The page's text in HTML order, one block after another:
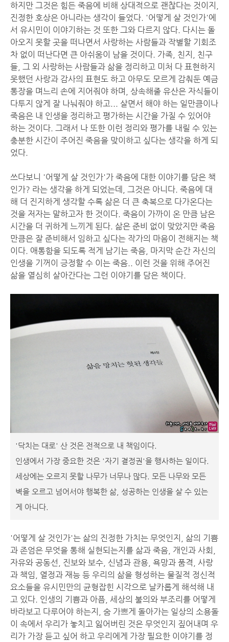
하지만 그것은 힘든 죽음에 비해 상대적으로 괜찮다는 것이지,
진정한 호상은 아니라는 생각이 들었다. '어떻게 살 것인가'에
서 유시민이 이야기하는 것 또한 그와 다르지 않다. 다시는 돌
아오지 못할 곳을 떠나면서 사랑하는 사람들과 작별할 기회조
차 없이 떠난다면 큰 아쉬움이 남을 것이다. 가족, 친지, 친구
들, 그 외 사랑하는 사람들과 삶을 정리하고 미처 다 표현하지
못했던 사랑과 감사의 표현도 하고 아무도 모르게 감춰둔 예금
통장을 며느리 손에 지어줘야 하며, 상속해줄 유산은 자식들이
다투지 않게 잘 나눠줘야 하고... 살면서 해야 하는 일만큼이나
죽음은 내 인생을 정리하고 평가하는 시간을 가질 수 있어야
하는 것이다. 그래서 나 또한 이런 정리와 평가를 내릴 수 있는
충분한 시간이 주어진 죽음을 맞이하고 싶다는 생각을 하게 되
었다.
쓰다보니 '어떻게 살 것인가'가 죽음에 대한 이야기를 담은 책
인가? 라는 생각을 하게 되었는데, 그것은 아니다. 죽음에 대
해 더 진지하게 생각할 수록 삶은 더 큰 축복으로 다가온다는
것을 저자는 말하고자 한 것이다. 죽음이 가까이 온 만큼 남은
시간을 더 귀하게 느끼게 된다. 삶은 준비 없이 맞았지만 죽음
만큼은 잘 준비해서 임하고 싶다는 작가의 마음이 전해지는 책
이다. 애통함을 되도록 적게 남기는 죽음, 마지막 순간 자신의
인생을 기꺼이 긍정할 수 이는 죽음.. 이런 것을 위해 주어진
삶을 열심히 살아간다는 그런 이야기를 담은 책이다.
'닥치는 대로' 산 것은 전적으로 내 책임이다.
인생에서 가장 중요한 것은 '자기 결정권'을 행사하는 일이다.
세상에는 오르지 못할 나무가 너무나 많다. 모든 나무와 모든
벽을 오르고 넘어서야 행복한 삶, 성공하는 인생을 살 수 있는
게 아니다.
'어떻게 살 것인가'는 삶의 진정한 가치는 무엇인지, 삶의 기쁨
과 존엄은 무엇을 통해 실현되는지를 삶과 죽음, 개인과 사회,
자유와 공동선, 진보와 보수, 신념과 관용, 욕망과 품격, 사랑
과 책임, 열정과 재능 등 우리의 삶을 형성하는 물질적 정신적
요소들을 유시민만의 균형잡힌 시각으로 날카롭게 해석해 내
고 있다. 인생의 기쁨과 아픔, 세상의 불의와 부조리를 어떻게
바라보고 다루어야 하는지, 숨 가쁘게 돌아가는 일상의 소용돌
이 속에서 우리가 놓치고 잃어버린 것은 무엇인지 짚어내며 우
리가 가장 듣고 싶어 하고 우리에게 가장 필요한 이야기를 정